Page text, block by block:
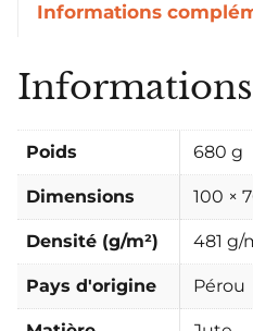
Informations
Poids 680 g
Dimensions 100 ×
Densité (g/m²) 481 g/
Pays d'origine Pérou